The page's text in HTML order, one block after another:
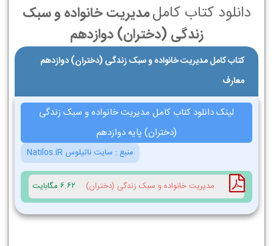
دانلود کتاب کاملمدیریت خانواده و سبک
زندگی (دختران) دوازدهم
کتاب کامل مدیریت خانواده و سبک زندگی (دختران) دوازدهم
معارف
لینک دانلود کتاب کامل مدیریت خانواده و سبک زندگی
(دختران) پایه دوازدهم
منبع : سایت ناتیلوس Natilos.iR
مدیریت خانواده و سبک زندگی (دختران) 6.62 مگابایت